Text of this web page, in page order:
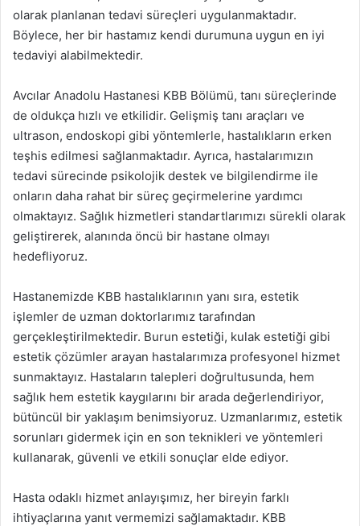
olarak planlanan tedavi süreçleri uygulanmaktadır.
Böylece, her bir hastamız kendi durumuna uygun en iyi
tedaviyi alabilmektedir.
Avcılar Anadolu Hastanesi KBB Bölümü, tanı süreçlerinde
de oldukça hızlı ve etkilidir. Gelişmiş tanı araçları ve
ultrason, endoskopi gibi yöntemlerle, hastalıkların erken
teşhis edilmesi sağlanmaktadır. Ayrıca, hastalarımızın
tedavi sürecinde psikolojik destek ve bilgilendirme ile
onların daha rahat bir süreç geçirmelerine yardımcı
olmaktayız. Sağlık hizmetleri standartlarımızı sürekli olarak
geliştirerek, alanında öncü bir hastane olmayı
hedefliyoruz.
Hastanemizde KBB hastalıklarının yanı sıra, estetik
işlemler de uzman doktorlarımız tarafından
gerçekleştirilmektedir. Burun estetiği, kulak estetiği gibi
estetik çözümler arayan hastalarımıza profesyonel hizmet
sunmaktayız. Hastaların talepleri doğrultusunda, hem
sağlık hem estetik kaygılarını bir arada değerlendiriyor,
bütüncül bir yaklaşım benimsiyoruz. Uzmanlarımız, estetik
sorunları gidermek için en son teknikleri ve yöntemleri
kullanarak, güvenli ve etkili sonuçlar elde ediyor.
Hasta odaklı hizmet anlayışımız, her bireyin farklı
ihtiyaçlarına yanıt vermemizi sağlamaktadır. KBB